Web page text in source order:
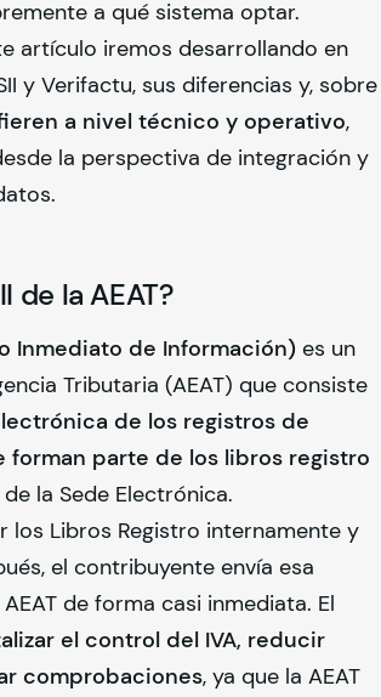
a qué sistema optar.
artículo iremos desarrollando en
y Verifactu, sus diferencias y, sobre
a nivel técnico y operativo,
la perspectiva de integración y
de la AEAT?
Inmediato de Información) es un
Tributaria (AEAT) que consiste
de los registros de
forman parte de los libros registro
la Sede Electrónica.
los Libros Registro internamente y
el contribuyente envía esa
de forma casi inmediata. El
el control del IVA, reducir
comprobaciones, ya que la AEAT